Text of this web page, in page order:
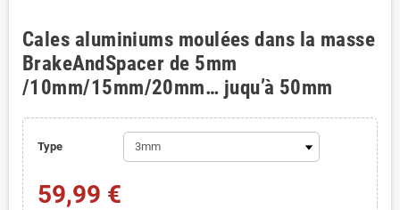
Cales aluminiums moulées dans la masse
BrakeAndSpacer de 5mm
/10mm/15mm/20mm… juqu’à 50mm
Type
59,99 €